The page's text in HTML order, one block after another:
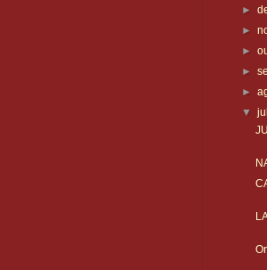
►
►
►
►
►
▼